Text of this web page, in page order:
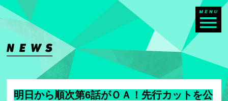
明日から順次第6話がＯＡ！先行カットを公